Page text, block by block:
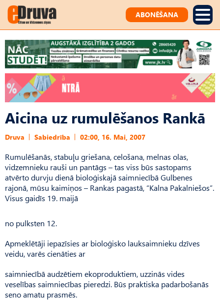
ABONĒŠANA
Aicina uz rumulēšanos Rankā
Druva Sabiedrība 02:00, 16. Mai, 2007
Rumulēšanās, stabuļu griešana, celošana, melnas olas,
vidzemnieku rauši un pantāgs – tas viss būs sastopams
atvērto durvju dienā bioloģiskajā saimniecībā Gulbenes
rajonā, mūsu kaimiņos – Rankas pagastā, “Kalna Pakalniešos”.
Visus gaidīs 19. maijā
no pulksten 12.
Apmeklētāji iepazīsies ar bioloģisko lauksaimnieku dzīves
veidu, varēs cienāties ar
saimniecībā audzētiem ekoproduktiem, uzzinās vides
veselības saimniecības pieredzi. Būs praktiska padarbošanās
seno amatu prasmēs.